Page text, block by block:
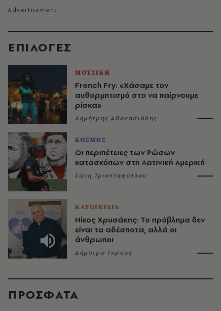
EΠΙΛΟΓΈΣ
ΜΟΥΣΙΚΗ
French Fry: «Χάσαμε τον
αυθορμητισμό στο να παίρνουμε
ρίσκα»
Δημήτρης Αθανασιάδης
ΚΟΣΜΟΣ
Οι περιπέτειες των Ρώσων
κατασκόπων στη Λατινική Αμερική
Σώτη Τριανταφύλλου
ΚΑΤΟΙΚΙΔΙΑ
Νίκος Χρυσάκης: Το πρόβλημα δεν
είναι τα αδέσποτα, αλλά οι
άνθρωποι
Δήμητρα Γκρους
ΠΡΟΣΦΑΤΑ